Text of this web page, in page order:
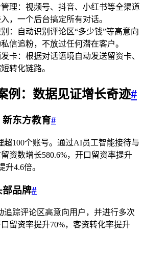
理：视频号、抖音、小红书等全渠道
，一个后台搞定所有对话。
：自动识别评论区“多少钱”等高意向
信追粉，不放过任何潜在客户。
卡：根据对话语境自动发送留资卡、
转化链路。
例：数据见证增长奇迹#
新东方教育#
超100个账号。通过AI员工智能接待与
资数增长580.6%，开口留资率提升
升4.6倍。
部品牌#
追踪评论区高意向用户，并进行多次
留资率提升70%，客资转化率提升